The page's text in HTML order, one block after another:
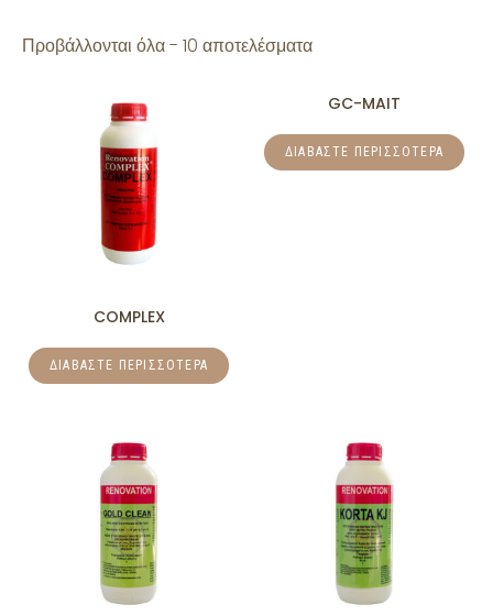
Προβάλλονται όλα - 10 αποτελέσματα
COMPLEX
ΔΙΑΒΆΣΤΕ ΠΕΡΙΣΣΌΤΕΡΑ
GC-MAIT
ΔΙΑΒΆΣΤΕ ΠΕΡΙΣΣΌΤΕΡΑ